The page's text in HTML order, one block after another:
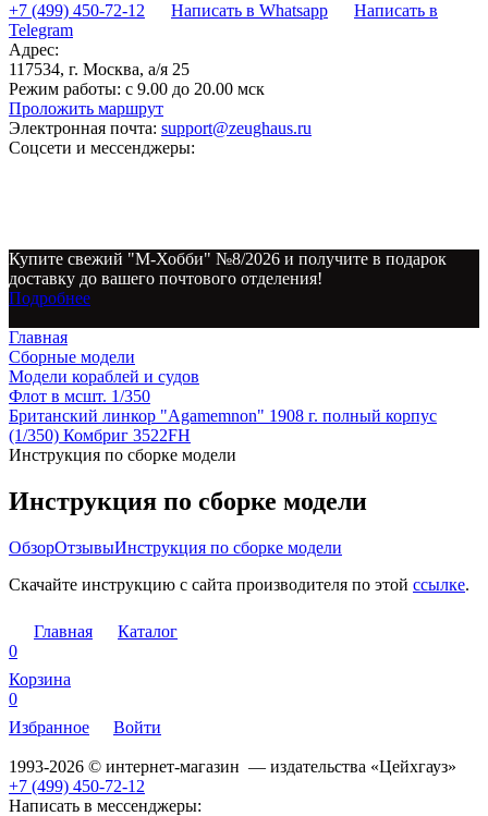
+7 (499) 450-72-12
Написать в Whatsapp
Написать в
Telegram
Адрес:
117534, г. Москва, а/я 25
Режим работы: с 9.00 до 20.00 мск
Проложить маршрут
Электронная почта: support@zeughaus.ru
Соцсети и мессенджеры:
Купите свежий "М-Хобби" №8/2026 и получите в подарок
доставку до вашего почтового отделения!
Подробнее
Главная
Сборные модели
Модели кораблей и судов
Флот в мсшт. 1/350
Британский линкор "Agamemnon" 1908 г. полный корпус
(1/350) Комбриг 3522FH
Инструкция по сборке модели
Инструкция по сборке модели
ОбзорОтзывыИнструкция по сборке модели
Скачайте инструкцию с сайта производителя по этой ссылке.
Главная
Каталог
0
Корзина
0
Избранное
Войти
1993-2026 © интернет-магазин — издательства «Цейхгауз»
+7 (499) 450-72-12
Написать в мессенджеры: